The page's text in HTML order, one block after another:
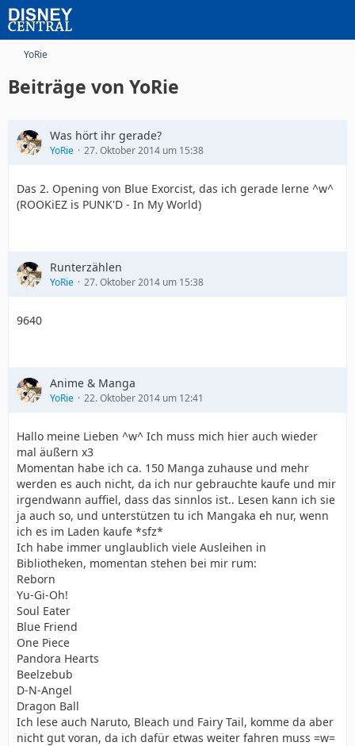
YoRie
Beiträge von YoRie
Was hört ihr gerade?
YoRie 27. Oktober 2014 um 15:38
Das 2. Opening von Blue Exorcist, das ich gerade lerne ^w^
(ROOKiEZ is PUNK'D - In My World)
Runterzählen
YoRie 27. Oktober 2014 um 15:38
9640
Anime & Manga
YoRie 22. Oktober 2014 um 12:41
Hallo meine Lieben ^w^ Ich muss mich hier auch wieder
mal äußern x3
Momentan habe ich ca. 150 Manga zuhause und mehr
werden es auch nicht, da ich nur gebrauchte kaufe und mir
irgendwann auffiel, dass das sinnlos ist.. Lesen kann ich sie
ja auch so, und unterstützen tu ich Mangaka eh nur, wenn
ich es im Laden kaufe *sfz*
Ich habe immer unglaublich viele Ausleihen in
Bibliotheken, momentan stehen bei mir rum:
Reborn
Yu-Gi-Oh!
Soul Eater
Blue Friend
One Piece
Pandora Hearts
Beelzebub
D-N-Angel
Dragon Ball
Ich lese auch Naruto, Bleach und Fairy Tail, komme da aber
nicht gut voran, da ich dafür etwas weiter fahren muss =w=